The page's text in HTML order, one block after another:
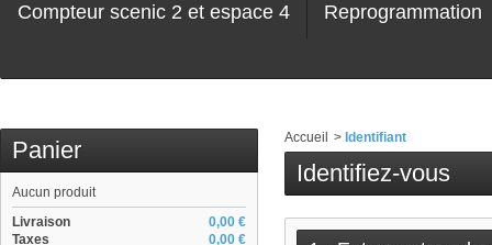
Compteur scenic 2 et espace 4 Reprogrammation
Panier
Aucun produit
0,00 €
Livraison
0,00 €
Taxes
Accueil > Identifiant
Identifiez-vous